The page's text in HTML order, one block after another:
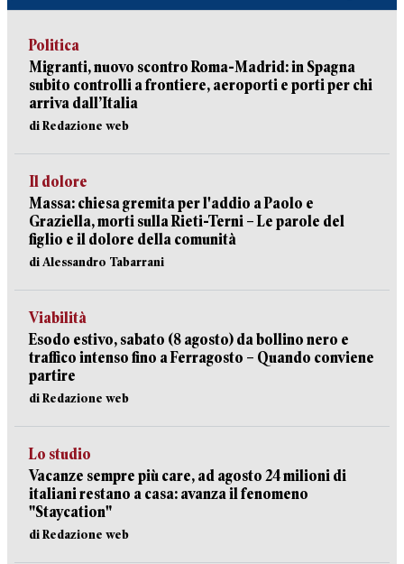
Politica
Migranti, nuovo scontro Roma-Madrid: in Spagna
subito controlli a frontiere, aeroporti e porti per chi
arriva dall’Italia
di Redazione web
Il dolore
Massa: chiesa gremita per l'addio a Paolo e
Graziella, morti sulla Rieti-Terni – Le parole del
figlio e il dolore della comunità
di Alessandro Tabarrani
Viabilità
Esodo estivo, sabato (8 agosto) da bollino nero e
traffico intenso fino a Ferragosto – Quando conviene
partire
di Redazione web
Lo studio
Vacanze sempre più care, ad agosto 24 milioni di
italiani restano a casa: avanza il fenomeno
"Staycation"
di Redazione web